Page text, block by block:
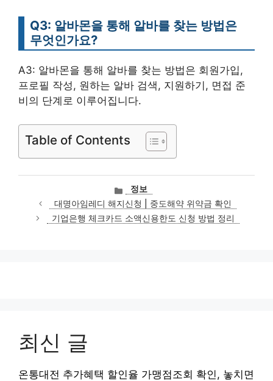
Q3: 알바몬을 통해 알바를 찾는 방법은
무엇인가요?
A3: 알바몬을 통해 알바를 찾는 방법은 회원가입,
프로필 작성, 원하는 알바 검색, 지원하기, 면접 준
비의 단계로 이루어집니다.
Table of Contents
카
테
고
리
정보
대명아임레디 해지신청 | 중도해약 위약금 확인
기업은행 체크카드 소액신용한도 신청 방법 정리
최신 글
온통대전 추가혜택 할인율 가맹점조회 확인, 놓치면